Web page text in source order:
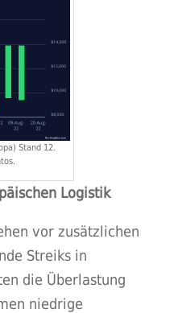
Stand 12.
Logistik
vor zusätzlichen
Streiks in
die Überlastung
niedrige